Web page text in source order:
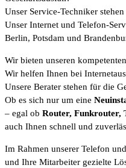
Unser Service-Techniker
Unser Internet und Telefon-
Berlin, Potsdam und
Wir bieten unseren kompetenten
Wir helfen Ihnen bei
Unsere Berater stehen für die
Ob es sich nur um eine
– egal ob Router, Funkrouter,
auch Ihnen schnell und
Im Rahmen unserer Telefon
und Ihre Mitarbeiter gezielte